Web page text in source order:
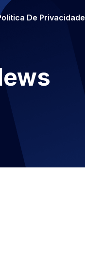
De Privacidade